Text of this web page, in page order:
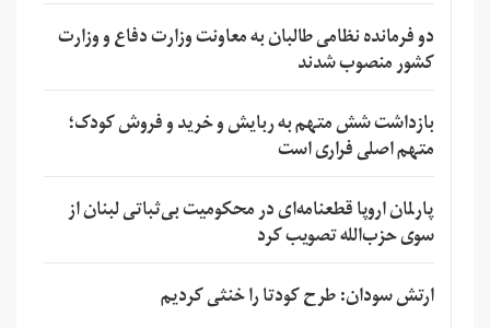
دو فرمانده نظامی طالبان به معاونت وزارت دفاع و وزارت
کشور منصوب شدند
بازداشت شش متهم به ربایش و خرید و فروش کودک؛
متهم اصلی فراری است
پارلمان اروپا قطعنامه‌ای در محکومیت بی‌ثباتی لبنان از
سوی حزب‌الله تصویب کرد
ارتش سودان: طرح کودتا را خنثی کردیم